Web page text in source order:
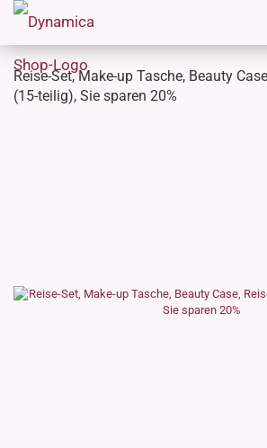
Reise-Set, Make-up Tasche, Beauty
(15-teilig), Sie sparen 20%